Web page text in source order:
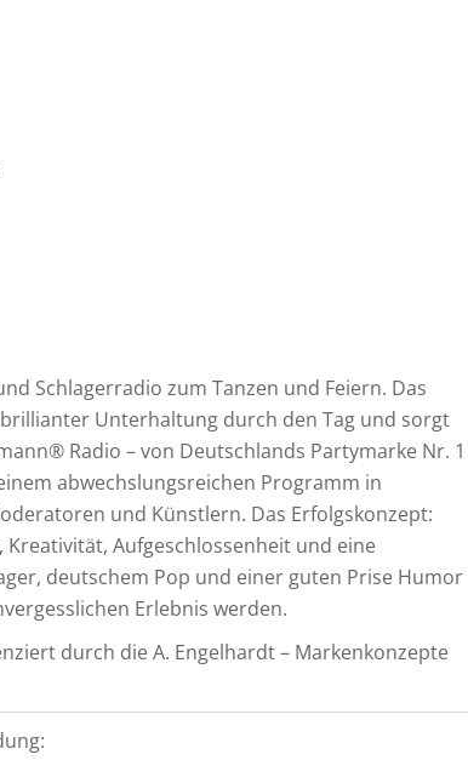
Schlagerradio zum Tanzen und Feiern. Das
Unterhaltung durch den Tag und sorgt
Radio – von Deutschlands Partymarke Nr. 1
abwechslungsreichen Programm in
und Künstlern. Das Erfolgskonzept:
Aufgeschlossenheit und eine
deutschem Pop und einer guten Prise Humor
Erlebnis werden.
durch die A. Engelhardt – Markenkonzepte